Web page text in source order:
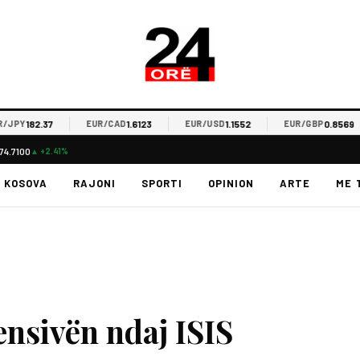
182.37 EUR/CAD1.6123 EUR/USD1.1552 EUR/GBP0.8569
▲ +2.41%
KOSOVA RAJONI SPORTI OPINION ARTE ME
ndaj ISIS